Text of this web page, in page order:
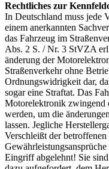
Rechtliches zur
In Deutschland muss jede
einem anerkannten
das Fahrzeug im
Abs. 2 S. / Nr. 3 StVZA
änderung der
Straßenverkehr ohne
Ordnungswidrigkeit dar,
sogar eine Straftat. Das
Motorelektronik zwingend
werden, um die
lassen. Jegliche
Verschleißt der
Eingriff abgelehnt! Sie